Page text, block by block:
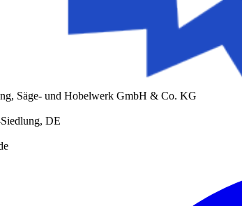
Säge- und Hobelwerk GmbH & Co. KG
DE